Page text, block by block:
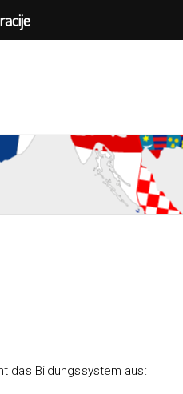
das Bildungssystem aus: